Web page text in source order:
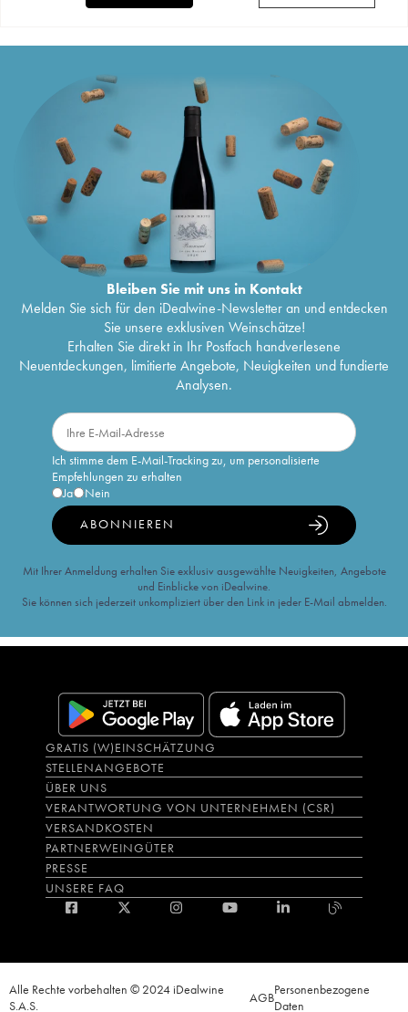
Bleiben Sie mit uns in Kontakt
Melden Sie sich für den iDealwine-Newsletter an und entdecken
Sie unsere exklusiven Weinschätze!
Erhalten Sie direkt in Ihr Postfach handverlesene
Neuentdeckungen, limitierte Angebote, Neuigkeiten und fundierte
Analysen.
Ich stimme dem E-Mail-Tracking zu, um personalisierte
Empfehlungen zu erhalten
Ja
Nein
ABONNIEREN
Mit Ihrer Anmeldung erhalten Sie exklusiv ausgewählte Neuigkeiten, Angebote
und Einblicke von iDealwine.
Sie können sich jederzeit unkompliziert über den Link in jeder E-Mail abmelden.
GRATIS (W)EINSCHÄTZUNG
STELLENANGEBOTE
ÜBER UNS
VERANTWORTUNG VON UNTERNEHMEN (CSR)
VERSANDKOSTEN
PARTNERWEINGÜTER
PRESSE
UNSERE FAQ
Alle Rechte vorbehalten © 2024 iDealwine
S.A.S.
AGBPersonenbezogene
Daten